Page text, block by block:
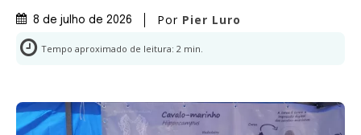
8 de julho de 2026 Por Pier Luro
Tempo aproximado de leitura: 2 min.